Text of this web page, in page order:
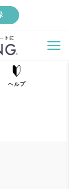
トに
ヘルプ